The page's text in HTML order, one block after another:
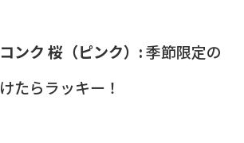
ンク 桜（ピンク）:季節限定の
たらラッキー！